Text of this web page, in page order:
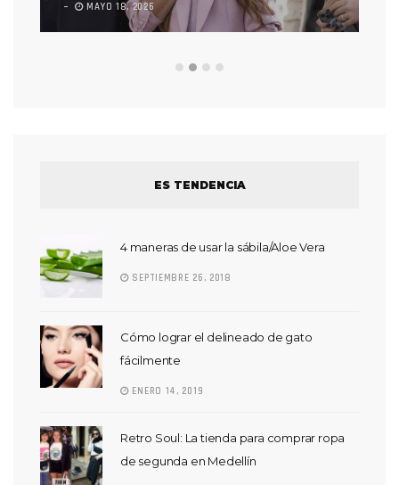
MAYO 18, 2026
ES TENDENCIA
4 maneras de usar la sábila/Aloe Vera
SEPTIEMBRE 26, 2018
Cómo lograr el delineado de gato
fácilmente
ENERO 14, 2019
Retro Soul: La tienda para comprar ropa
de segunda en Medellín